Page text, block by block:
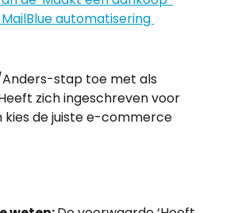
stap toe met als
zich ingeschreven voor
kies de juiste e-commerce